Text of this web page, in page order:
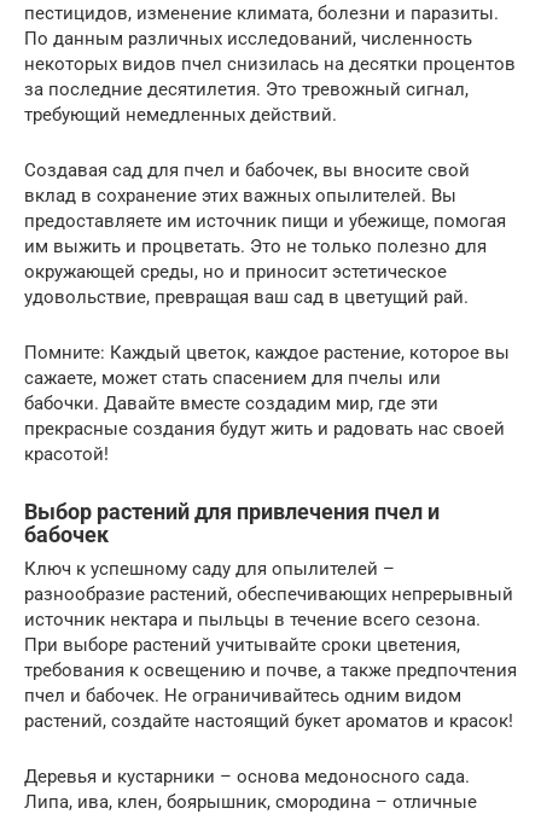
пестицидов, изменение климата, болезни и паразиты.
По данным различных исследований, численность
некоторых видов пчел снизилась на десятки процентов
за последние десятилетия. Это тревожный сигнал,
требующий немедленных действий.
Создавая сад для пчел и бабочек, вы вносите свой
вклад в сохранение этих важных опылителей. Вы
предоставляете им источник пищи и убежище, помогая
им выжить и процветать. Это не только полезно для
окружающей среды, но и приносит эстетическое
удовольствие, превращая ваш сад в цветущий рай.
Помните: Каждый цветок, каждое растение, которое вы
сажаете, может стать спасением для пчелы или
бабочки. Давайте вместе создадим мир, где эти
прекрасные создания будут жить и радовать нас своей
красотой!
Выбор растений для привлечения пчел и
бабочек
Ключ к успешному саду для опылителей –
разнообразие растений, обеспечивающих непрерывный
источник нектара и пыльцы в течение всего сезона.
При выборе растений учитывайте сроки цветения,
требования к освещению и почве, а также предпочтения
пчел и бабочек. Не ограничивайтесь одним видом
растений, создайте настоящий букет ароматов и красок!
Деревья и кустарники – основа медоносного сада.
Липа, ива, клен, боярышник, смородина – отличные